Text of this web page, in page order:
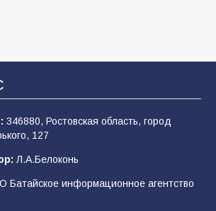
дорожные работы
в Госдуме дали ответ
346880, Ростовская область, город
127
Л.А.Белоконь
Батайское информационное агентство